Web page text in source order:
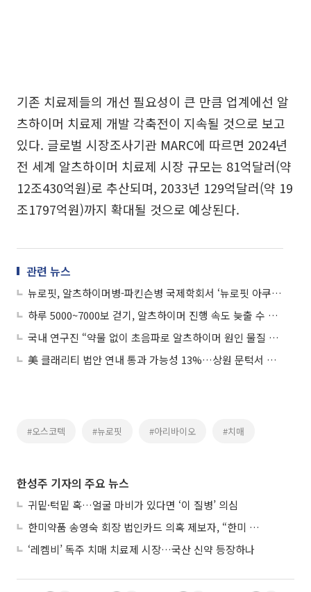
기존 치료제들의 개선 필요성이 큰 만큼 업계에선 알
츠하이머 치료제 개발 각축전이 지속될 것으로 보고
있다. 글로벌 시장조사기관 MARC에 따르면 2024년
전 세계 알츠하이머 치료제 시장 규모는 81억달러(약
12조430억원)로 추산되며, 2033년 129억달러(약 19
조1797억원)까지 확대될 것으로 예상된다.
관련 뉴스
뉴로핏, 알츠하이머병-파킨슨병 국제학회서 ‘뉴로핏 아쿠아 AD 플러스’ 공개
하루 5000~7000보 걷기, 알츠하이머 진행 속도 늦출 수 있어
국내 연구진 “약물 없이 초음파로 알츠하이머 원인 물질 65% 제거”
美 클래리티 법안 연내 통과 가능성 13%…상원 문턱서 제동
#오스코텍 #뉴로핏 #아리바이오 #치매
한성주 기자의 주요 뉴스
귀밑·턱밑 혹…얼굴 마비가 있다면 ‘이 질병’ 의심
한미약품 송영숙 회장 법인카드 의혹 제보자, “한미 잘 되기 바라는 마음”
‘레켐비’ 독주 치매 치료제 시장…국산 신약 등장하나